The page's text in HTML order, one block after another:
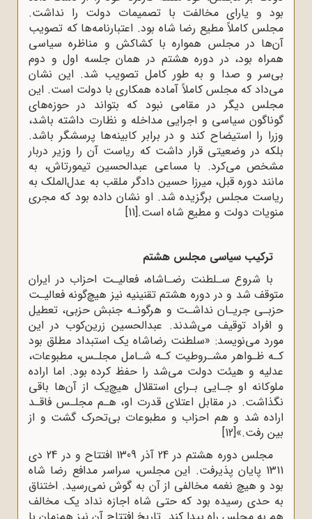
بود و یارای مخالفت با تصمیمات دولت را نداشت.
مجلس کاملاً مطیع رضا شاه بود. اعتبارنامه‌ها که تصویب
آن‌ها در مجلس همواره با کشاکش و مناظره سیاسی
همراه بود، در دوره هشتم در همان جلسه اول و دوم
بی‌سر و صدا و به طور کامل تصویب شد. این نشان
می‌داد که مجلس کاملاً آماده همکاری با دولت است. این
مجلس دیگر در مقامی نبود که بتواند در حوزه‌های
گوناگون سیاسی و اجرایی مداخله و نظارت داشته باشد،
وزرا را استیضاح کند و در برابر کابینه‌ها پرسشگر باشد.
بلکه در وضعیتی قرار داشت که ریاست آن را وزیر دربار
مشخص می‌کرد. با مساعی عبدالحسین تیمورتاش، به
مانند دوره قبل، میرزا حسین دادگر ملقب به عدل‌الملک به
ریاست مجلس برگزیده شد. او نشان داده بود که مجری
منویات دولت و مطیع شاه است.[11]
ترکیب سیاسی مجلس هشتم
با شروع سـلطنت‌ رضـاشاه، فعالیـت‌ احزاب در ایران
متوقف‌ شد و در دوره هشتم‌ تقنینیه نیز هیچ‌گونه‌ فعالیـت‌
حزبـی‌ جریـان نداشـت‌ و هرگونـه‌ جنبش‌ حزبی‌، تعطیل‌
و افراد توقیف‌ می‌شدند. عبدالحسین‌ زرین‌کوب در این‌
مورد می‌نویسد: «سلطنت‌ رضاشاه یک‌ استبداد مطلق‌ بود
کـه‌ ظـواهر مشـروطیت‌ کـه‌ شـامل‌ مجلـس‌، مطبوعات،
عدلیه‌ و هیئت دولت‌ می‌شد را حفظ‌ کرده بود. اما اراده
ملوکانه‌ او جـایی‌ بـرای استقلال هیچ‌یک‌ از آن‌ها باقی‌
نگذاشت‌. در مقابل‌ اعتلای قدرت او، هـم‌ مجلـس‌ فاقـد
اراده شد و هم‌ احزاب و مطبوعات بی‌تحرک گشت‌ و از
بین‌ رفت‌.»[12]
مجلس دوره هشتم در 24 آذر 1309 افتتاح و در 24 دی
1311 پایان پذیرفت. این مجلس، سراسر مدافع رضا شاه
بود و هیچ نغمه مخالفی از آن به گوش نمی‌رسید. اختناق
به حدی رسیده بود که حتی شاه اجازه نداد یک مخالف